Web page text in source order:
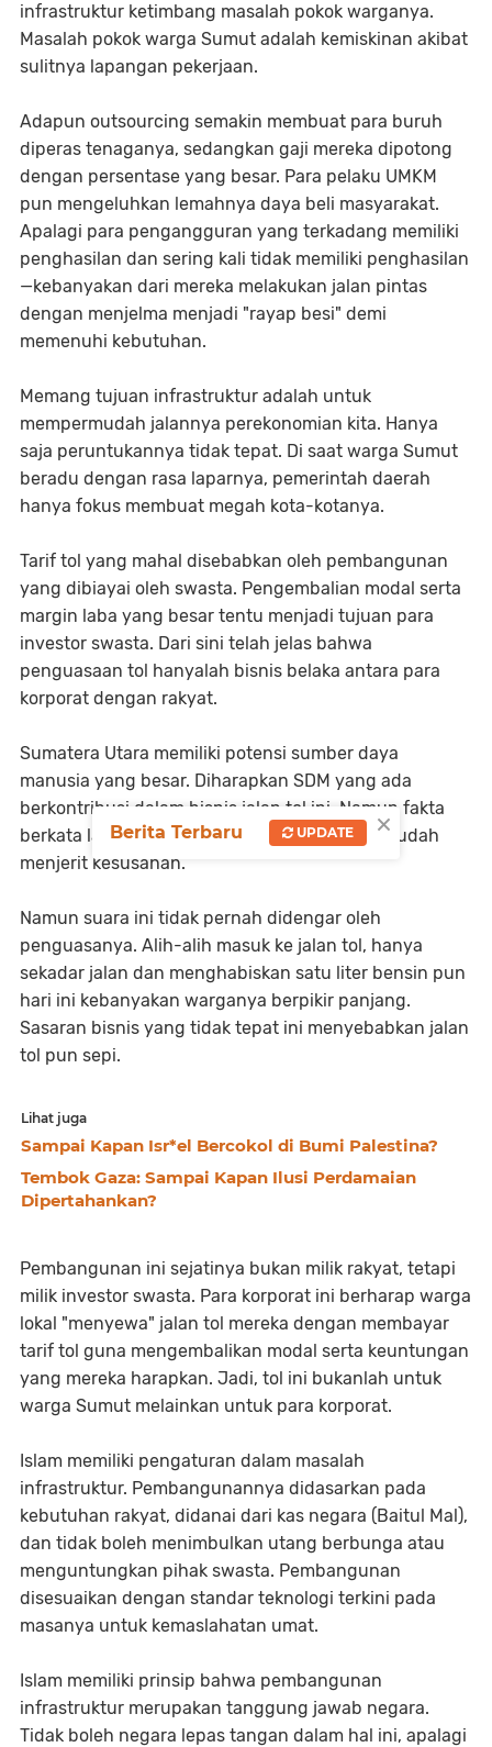
infrastruktur ketimbang masalah pokok warganya.
Masalah pokok warga Sumut adalah kemiskinan akibat
sulitnya lapangan pekerjaan.
Adapun outsourcing semakin membuat para buruh
diperas tenaganya, sedangkan gaji mereka dipotong
dengan persentase yang besar. Para pelaku UMKM
pun mengeluhkan lemahnya daya beli masyarakat.
Apalagi para pengangguran yang terkadang memiliki
penghasilan dan sering kali tidak memiliki penghasilan
—kebanyakan dari mereka melakukan jalan pintas
dengan menjelma menjadi "rayap besi" demi
memenuhi kebutuhan.
Memang tujuan infrastruktur adalah untuk
mempermudah jalannya perekonomian kita. Hanya
saja peruntukannya tidak tepat. Di saat warga Sumut
beradu dengan rasa laparnya, pemerintah daerah
hanya fokus membuat megah kota-kotanya.
Tarif tol yang mahal disebabkan oleh pembangunan
yang dibiayai oleh swasta. Pengembalian modal serta
margin laba yang besar tentu menjadi tujuan para
investor swasta. Dari sini telah jelas bahwa
penguasaan tol hanyalah bisnis belaka antara para
korporat dengan rakyat.
Sumatera Utara memiliki potensi sumber daya
manusia yang besar. Diharapkan SDM yang ada
berkontribusi dalam bisnis jalan tol ini. Namun fakta
berkata lain, SDM Sumut sebagian besarnya sudah
menjerit kesusahan.
Namun suara ini tidak pernah didengar oleh
penguasanya. Alih-alih masuk ke jalan tol, hanya
sekadar jalan dan menghabiskan satu liter bensin pun
hari ini kebanyakan warganya berpikir panjang.
Sasaran bisnis yang tidak tepat ini menyebabkan jalan
tol pun sepi.
Lihat juga
Sampai Kapan Isr*el Bercokol di Bumi Palestina?
Tembok Gaza: Sampai Kapan Ilusi Perdamaian
Dipertahankan?
Pembangunan ini sejatinya bukan milik rakyat, tetapi
milik investor swasta. Para korporat ini berharap warga
lokal "menyewa" jalan tol mereka dengan membayar
tarif tol guna mengembalikan modal serta keuntungan
yang mereka harapkan. Jadi, tol ini bukanlah untuk
warga Sumut melainkan untuk para korporat.
Islam memiliki pengaturan dalam masalah
infrastruktur. Pembangunannya didasarkan pada
kebutuhan rakyat, didanai dari kas negara (Baitul Mal),
dan tidak boleh menimbulkan utang berbunga atau
menguntungkan pihak swasta. Pembangunan
disesuaikan dengan standar teknologi terkini pada
masanya untuk kemaslahatan umat.
Islam memiliki prinsip bahwa pembangunan
infrastruktur merupakan tanggung jawab negara.
Tidak boleh negara lepas tangan dalam hal ini, apalagi
×
Berita Terbaru UPDATE